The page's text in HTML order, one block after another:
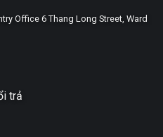
Office 6 Thang Long Street, Ward
trả